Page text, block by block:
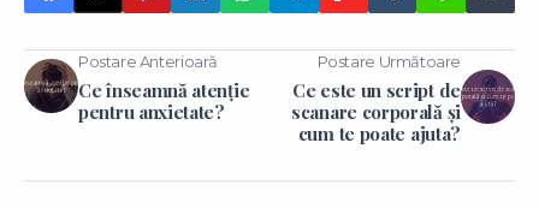
Postare Anterioară
Ce înseamnă atenție
pentru anxietate?
Postare Următoare
Ce este un script de
scanare corporală și
cum te poate ajuta?